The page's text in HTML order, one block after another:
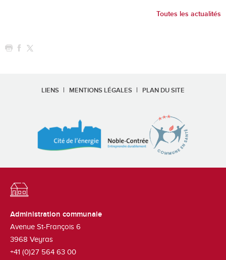
Toutes les actualités
LIENS MENTIONS LÉGALES PLAN DU SITE
Administration communale
Avenue St-François 6
3968 Veyras
+41 (0)27 564 63 00